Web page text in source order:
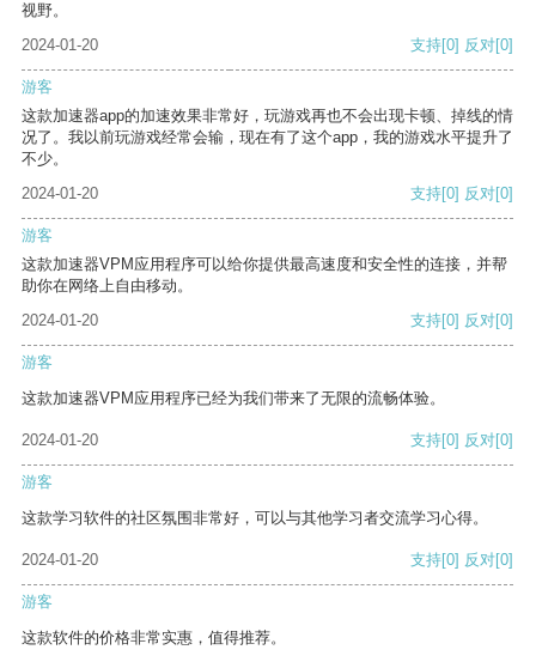
视野。
2024-01-20
支持[0] 反对[0]
游客
这款加速器app的加速效果非常好，玩游戏再也不会出现卡顿、掉线的情
况了。我以前玩游戏经常会输，现在有了这个app，我的游戏水平提升了
不少。
2024-01-20
支持[0] 反对[0]
游客
这款加速器VPM应用程序可以给你提供最高速度和安全性的连接，并帮
助你在网络上自由移动。
2024-01-20
支持[0] 反对[0]
游客
这款加速器VPM应用程序已经为我们带来了无限的流畅体验。
2024-01-20 支持[0] 反对[0]
游客
这款学习软件的社区氛围非常好，可以与其他学习者交流学习心得。
2024-01-20 支持[0] 反对[0]
游客
这款软件的价格非常实惠，值得推荐。